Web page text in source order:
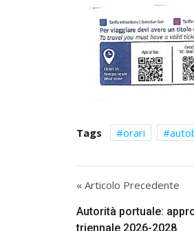
Tags orari
« Articolo Precedente
Autorità portuale:
triennale 2026-2028